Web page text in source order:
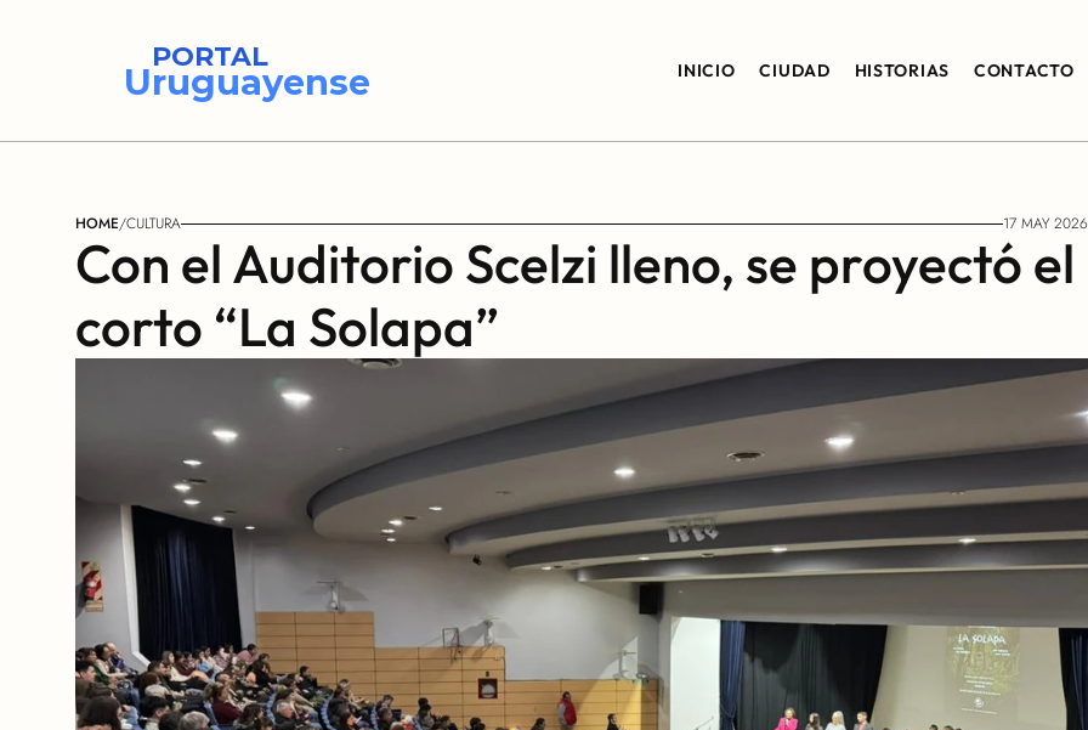
PORTAL
Uruguayense INICIO CIUDAD HISTORIAS CONTACTO
HOME/CULTURA 17 MAY 2026
Con el Auditorio Scelzi lleno, se proyectó el
corto “La Solapa”